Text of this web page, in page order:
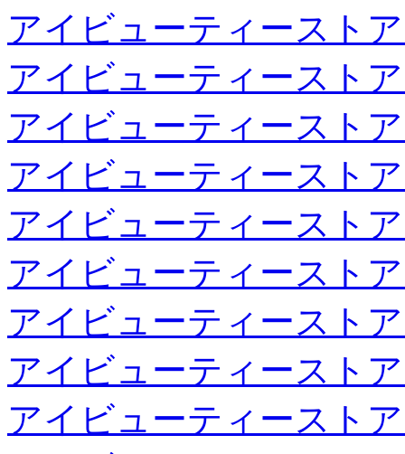
アイビューティースト
アイビューティースト
アイビューティースト
アイビューティースト
アイビューティースト
アイビューティースト
アイビューティースト
アイビューティースト
アイビューティースト